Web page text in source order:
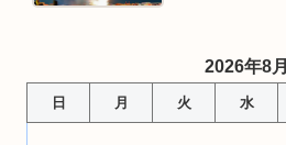
2026年8月
日 月 火 水